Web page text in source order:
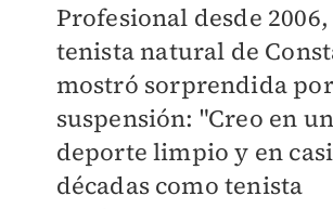
Profesional desde
tenista natural de
mostró sorprendida
suspensión: "Creo en un
deporte limpio y en
décadas como tenista